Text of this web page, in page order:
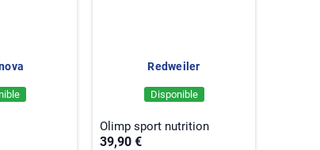
Redweiler
Disponible
Olimp sport nutrition
39,90 €